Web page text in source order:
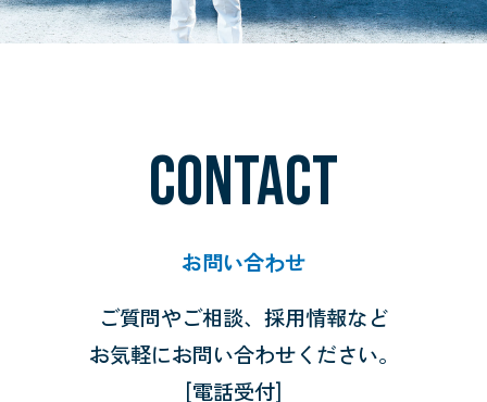
CONTACT
お問い合わせ
ご質問やご相談、採用情報など
お気軽にお問い合わせください。
[電話受付]